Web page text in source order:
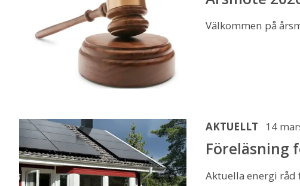
Välkommen på
AKTUELLT 14
Föreläsning
Aktuella energi